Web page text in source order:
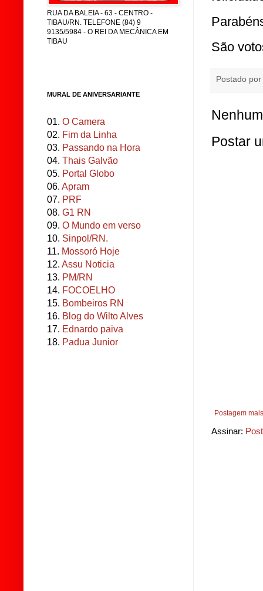
São
Postado por
Postar
Postagem
Assinar:
RUA DA BALEIA - 63 - CENTRO -
TIBAU/RN. TELEFONE (84) 9
9135/5984 - O REI DA MECÂNICA EM
TIBAU
MURAL DE ANIVERSARIANTE
01. O Camera
02. Fim da Linha
03. Passando na Hora
04. Thais Galvão
05. Portal Globo
06. Apram
07. PRF
08. G1 RN
09. O Mundo em verso
10. Sinpol/RN.
11. Mossoró Hoje
12. Assu Noticia
13. PM/RN
14. FOCOELHO
15. Bombeiros RN
16. Blog do Wilto Alves
17. Ednardo paiva
18. Padua Junior